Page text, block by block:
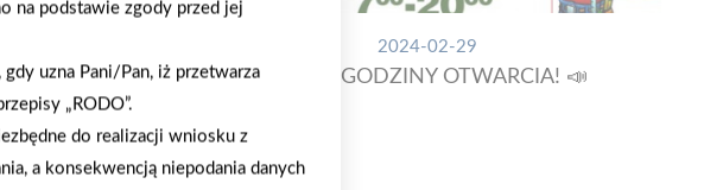
i jakie są
2024-02-29
NOWE GODZINY OTWARCIA! 📣
na podstawie zgody przed jej
uzna Pani/Pan, iż przetwarza
„RODO”.
do realizacji wniosku z
a konsekwencją niepodania danych